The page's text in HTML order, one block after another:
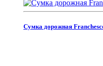
Сумка дорожная